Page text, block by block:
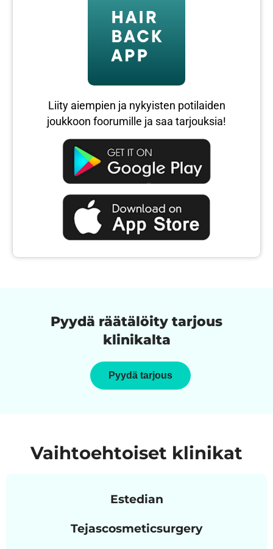
Liity aiempien ja nykyisten potilaiden
joukkoon foorumille ja saa tarjouksia!
Pyydä räätälöity tarjous
klinikalta
Pyydä tarjous
Vaihtoehtoiset klinikat
Estedian
Tejascosmeticsurgery